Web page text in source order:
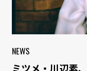
NEWS